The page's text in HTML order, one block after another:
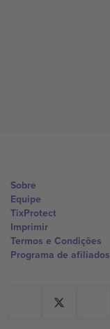
Sobre
Equipe
TixProtect
Imprimir
Termos e Condições
Programa de afiliados